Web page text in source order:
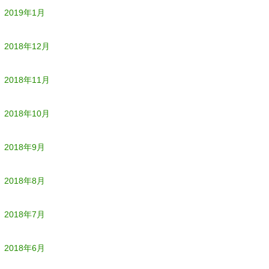
2019年1月
2018年12月
2018年11月
2018年10月
2018年9月
2018年8月
2018年7月
2018年6月